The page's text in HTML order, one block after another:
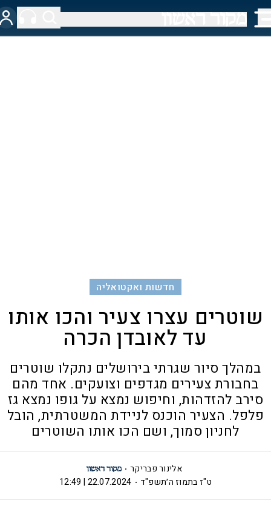
חדשות ואקטואליה
שוטרים עצרו צעיר והכו אותו
עד לאובדן הכרה
במהלך סיור שגרתי בירושלים נתקלו שוטרים
בחבורת צעירים מגדפים וצועקים. אחד מהם
סירב להזדהות, וחיפוש נמצא על גופו נמצא גז
פלפל. הצעיר הוכנס לניידת המשטרתית, הובל
לחניון סמוך, ושם הכו אותו השוטרים
אלינור פבריקר
ט"ז בתמוז ה׳תשפ"ד
22.07.2024 | 12:49